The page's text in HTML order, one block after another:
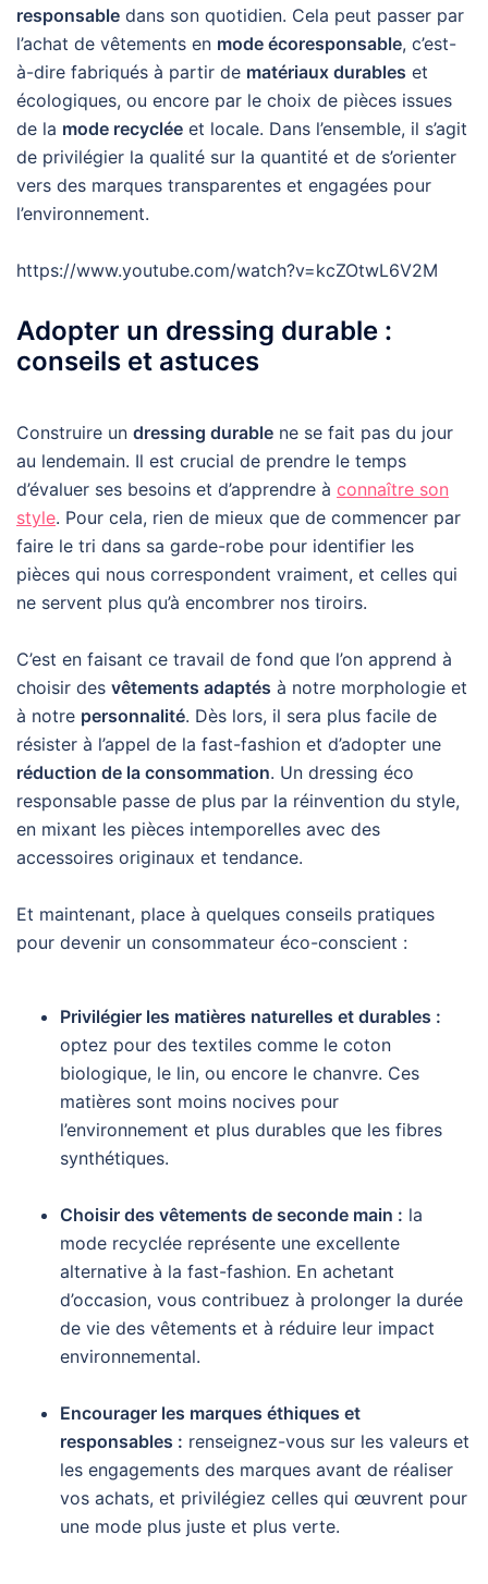
responsable dans son quotidien. Cela peut passer par
l’achat de vêtements en mode écoresponsable, c’est-
à-dire fabriqués à partir de matériaux durables et
écologiques, ou encore par le choix de pièces issues
de la mode recyclée et locale. Dans l’ensemble, il s’agit
de privilégier la qualité sur la quantité et de s’orienter
vers des marques transparentes et engagées pour
l’environnement.
https://www.youtube.com/watch?v=kcZOtwL6V2M
Adopter un dressing durable :
conseils et astuces
Construire un dressing durable ne se fait pas du jour
au lendemain. Il est crucial de prendre le temps
d’évaluer ses besoins et d’apprendre à connaître son
style. Pour cela, rien de mieux que de commencer par
faire le tri dans sa garde-robe pour identifier les
pièces qui nous correspondent vraiment, et celles qui
ne servent plus qu’à encombrer nos tiroirs.
C’est en faisant ce travail de fond que l’on apprend à
choisir des vêtements adaptés à notre morphologie et
à notre personnalité. Dès lors, il sera plus facile de
résister à l’appel de la fast-fashion et d’adopter une
réduction de la consommation. Un dressing éco
responsable passe de plus par la réinvention du style,
en mixant les pièces intemporelles avec des
accessoires originaux et tendance.
Et maintenant, place à quelques conseils pratiques
pour devenir un consommateur éco-conscient :
Privilégier les matières naturelles et durables :
optez pour des textiles comme le coton
biologique, le lin, ou encore le chanvre. Ces
matières sont moins nocives pour
l’environnement et plus durables que les fibres
synthétiques.
Choisir des vêtements de seconde main : la
mode recyclée représente une excellente
alternative à la fast-fashion. En achetant
d’occasion, vous contribuez à prolonger la durée
de vie des vêtements et à réduire leur impact
environnemental.
Encourager les marques éthiques et
responsables : renseignez-vous sur les valeurs et
les engagements des marques avant de réaliser
vos achats, et privilégiez celles qui œuvrent pour
une mode plus juste et plus verte.